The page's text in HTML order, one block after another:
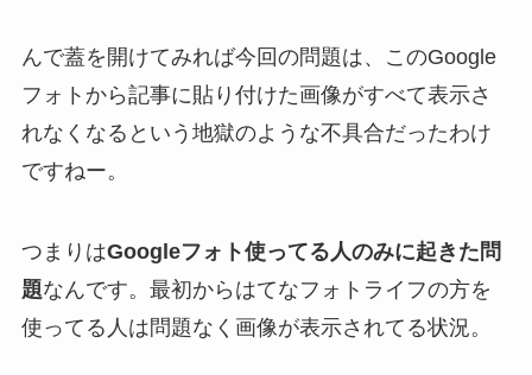
んで蓋を開けてみれば今回の問題は、このGoogle
フォトから記事に貼り付けた画像がすべて表示さ
れなくなるという地獄のような不具合だったわけ
ですねー。
つまりはGoogleフォト使ってる人のみに起きた問
題なんです。最初からはてなフォトライフの方を
使ってる人は問題なく画像が表示されてる状況。